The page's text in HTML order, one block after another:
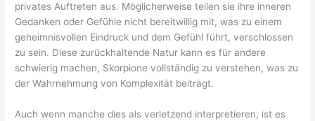
privates Auftreten aus. Möglicherweise teilen sie ihre inneren
Gedanken oder Gefühle nicht bereitwillig mit, was zu einem
geheimnisvollen Eindruck und dem Gefühl führt, verschlossen
zu sein. Diese zurückhaltende Natur kann es für andere
schwierig machen, Skorpione vollständig zu verstehen, was zu
der Wahrnehmung von Komplexität beiträgt.
Auch wenn manche dies als verletzend interpretieren, ist es